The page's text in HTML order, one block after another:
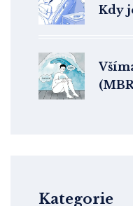
Kdy
Kategorie